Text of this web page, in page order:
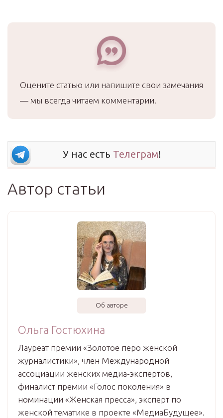
Оцените статью или напишите свои замечания
— мы всегда читаем комментарии.
У нас есть Телеграм!
Автор статьи
Об авторе
Ольга Гостюхина
Лауреат премии «Золотое перо женской
журналистики», член Международной
ассоциации женских медиа-экспертов,
финалист премии «Голос поколения» в
номинации «Женская пресса», эксперт по
женской тематике в проекте «МедиаБудущее».